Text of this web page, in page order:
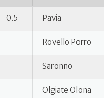
-0.5 Pavia
Rovello Porro
Saronno
Olgiate Olona